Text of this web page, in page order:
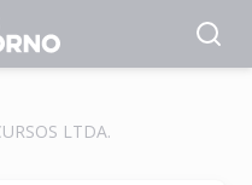
LTDA.